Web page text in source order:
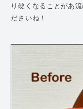
り硬くなることがあ
ださいね！